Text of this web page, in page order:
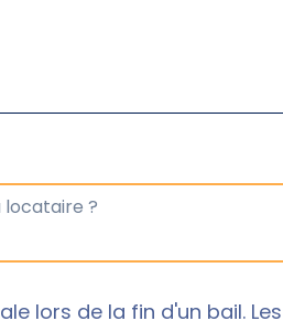
lors de la fin d'un bail.